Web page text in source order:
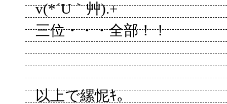
v(*´U｀艸).+
三位・・・全部！！
以上で縲怩ｷ。